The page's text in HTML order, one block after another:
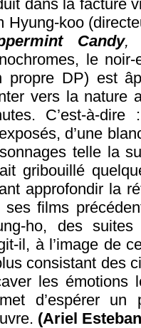
dans la facture
Hyung-koo
Candy,
le
propre DP) est
vers la nature
C’est-à-
d’une
telle la
gribouillé
approfondir la
ses films
ho, des suites
il, à l’image de
consistant des
les émotions
d’espérer
(Ariel